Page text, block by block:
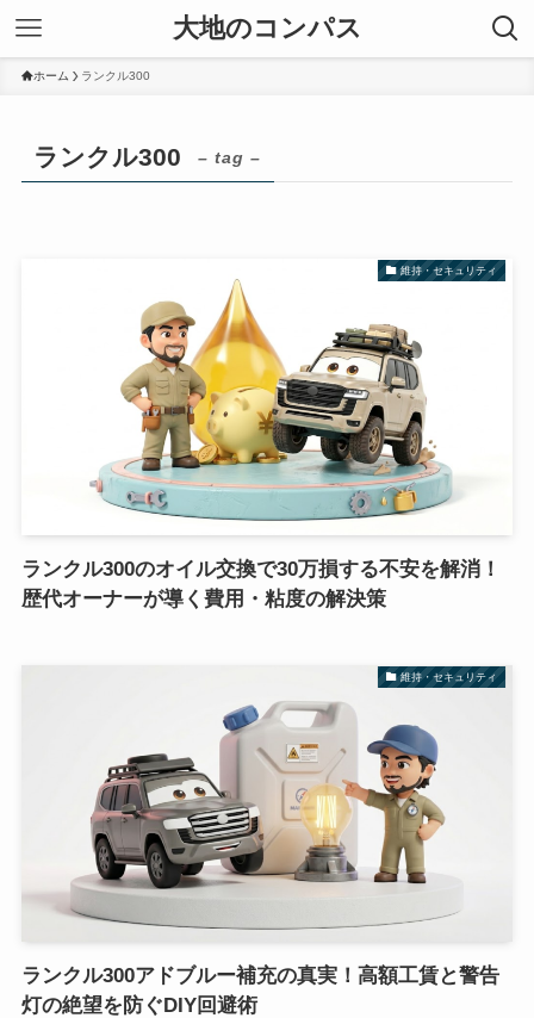
大地のコンパス
ホーム ランクル300
ランクル300 – tag –
維持・セキュリティ
ランクル300のオイル交換で30万損する不安を解消！
歴代オーナーが導く費用・粘度の解決策
維持・セキュリティ
ランクル300アドブルー補充の真実！高額工賃と警告
灯の絶望を防ぐDIY回避術